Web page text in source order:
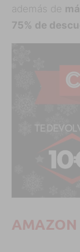
además de
75% de
AMAZON